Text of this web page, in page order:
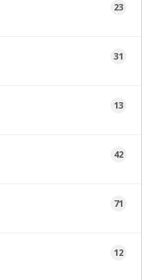
23
31
13
42
71
12